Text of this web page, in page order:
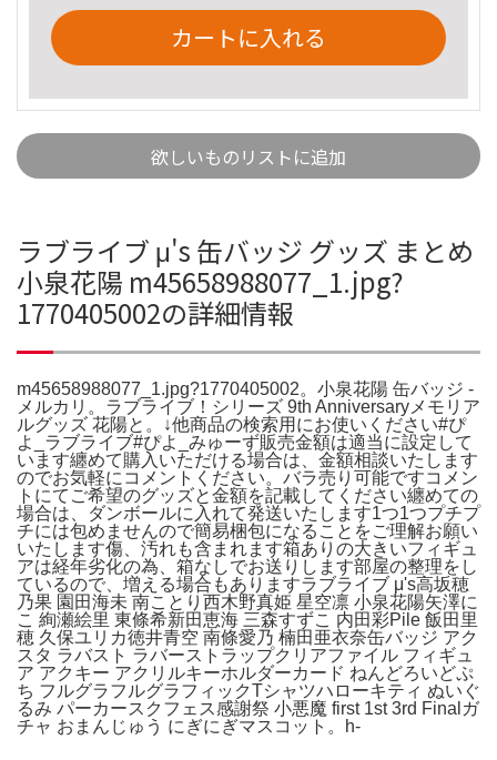
カートに入れる
欲しいものリストに追加
ラブライブ μ's 缶バッジ グッズ まとめ
小泉花陽 m45658988077_1.jpg?
1770405002の詳細情報
m45658988077_1.jpg?1770405002。小泉花陽 缶バッジ -
メルカリ。ラブライブ！シリーズ 9th Anniversaryメモリア
ルグッズ 花陽と。↓他商品の検索用にお使いください#ぴ
よ_ラブライブ#ぴよ_みゅーず販売金額は適当に設定して
います纏めて購入いただける場合は、金額相談いたします
のでお気軽にコメントください。バラ売り可能ですコメン
トにてご希望のグッズと金額を記載してください纏めての
場合は、ダンボールに入れて発送いたします1つ1つプチプ
チには包めませんので簡易梱包になることをご理解お願い
いたします傷、汚れも含まれます箱ありの大きいフィギュ
アは経年劣化の為、箱なしでお送りします部屋の整理をし
ているので、増える場合もありますラブライブ μ's高坂穂
乃果 園田海未 南ことり西木野真姫 星空凛 小泉花陽矢澤に
こ 絢瀬絵里 東條希新田恵海 三森すずこ 内田彩Pile 飯田里
穂 久保ユリカ徳井青空 南條愛乃 楠田亜衣奈缶バッジ アク
スタ ラバスト ラバーストラップクリアファイル フィギュ
ア アクキー アクリルキーホルダーカード ねんどろいどぷ
ち フルグラフルグラフィックTシャツハローキティ ぬいぐ
るみ パーカースクフェス感謝祭 小悪魔 first 1st 3rd Finalガ
チャ おまんじゅう にぎにぎマスコット。h-